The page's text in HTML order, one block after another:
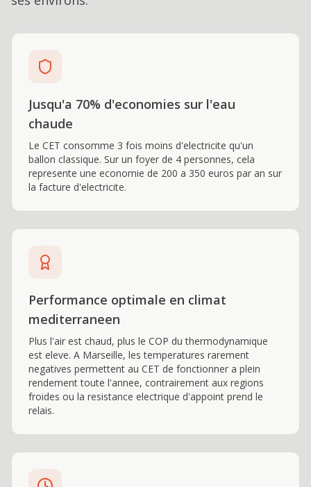
Jusqu'a 70% d'economies sur l'eau
chaude
Le CET consomme 3 fois moins d'electricite qu'un
ballon classique. Sur un foyer de 4 personnes, cela
represente une economie de 200 a 350 euros par an sur
la facture d'electricite.
Performance optimale en climat
mediterraneen
Plus l'air est chaud, plus le COP du thermodynamique
est eleve. A Marseille, les temperatures rarement
negatives permettent au CET de fonctionner a plein
rendement toute l'annee, contrairement aux regions
froides ou la resistance electrique d'appoint prend le
relais.